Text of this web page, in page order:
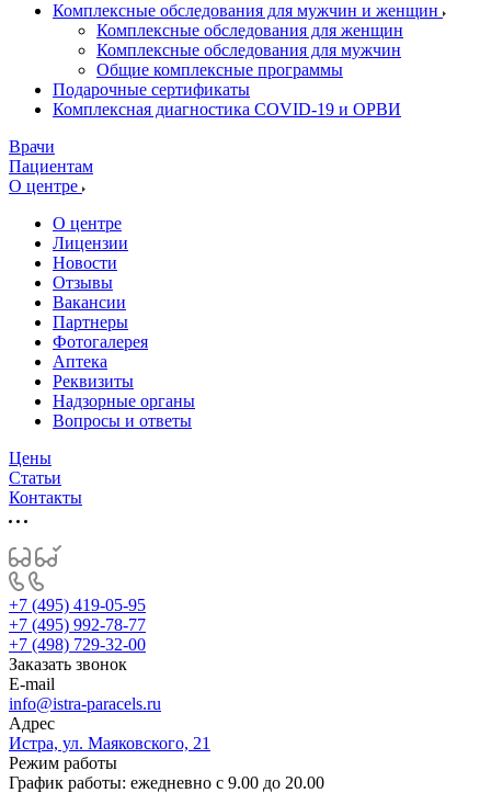
Комплексные обследования для мужчин и женщин
Комплексные обследования для женщин
Комплексные обследования для мужчин
Общие комплексные программы
Подарочные сертификаты
Комплексная диагностика COVID-19 и ОРВИ
Врачи
Пациентам
О центре
О центре
Лицензии
Новости
Отзывы
Вакансии
Партнеры
Фотогалерея
Аптека
Реквизиты
Надзорные органы
Вопросы и ответы
Цены
Статьи
Контакты
+7 (495) 419-05-95
+7 (495) 992-78-77
+7 (498) 729-32-00
Заказать звонок
E-mail
info@istra-paracels.ru
Адрес
Истра, ул. Маяковского, 21
Режим работы
График работы: ежедневно с 9.00 до 20.00